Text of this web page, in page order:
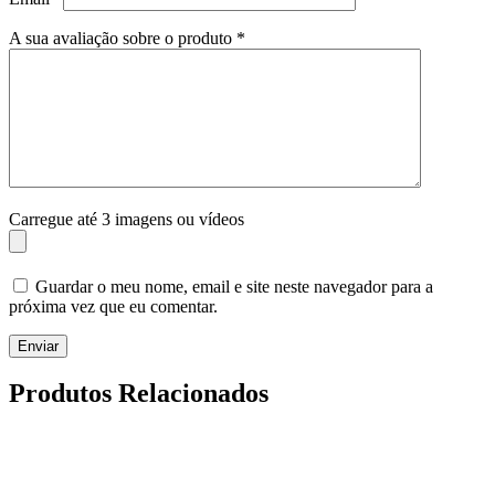
A sua avaliação sobre o produto *
Carregue até 3 imagens ou vídeos
Guardar o meu nome, email e site neste navegador para a
próxima vez que eu comentar.
Enviar
Produtos Relacionados